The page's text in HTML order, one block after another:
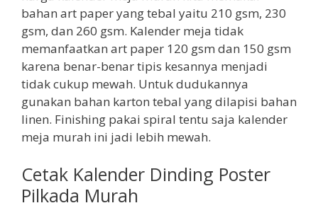
bahan art paper yang tebal yaitu 210 gsm, 230
gsm, dan 260 gsm. Kalender meja tidak
memanfaatkan art paper 120 gsm dan 150 gsm
karena benar-benar tipis kesannya menjadi
tidak cukup mewah. Untuk dudukannya
gunakan bahan karton tebal yang dilapisi bahan
linen. Finishing pakai spiral tentu saja kalender
meja murah ini jadi lebih mewah.
Cetak Kalender Dinding Poster
Pilkada Murah